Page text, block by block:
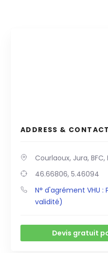
ADDRESS & CONTACT
Courlaoux, Jura, BFC,
46.66806, 5.46094
N° d'agrément VHU :
validité)
Devis gratuit